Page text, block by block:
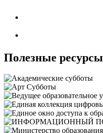
Полезные ресурсы